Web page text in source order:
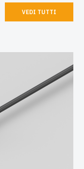
VEDI TUTTI